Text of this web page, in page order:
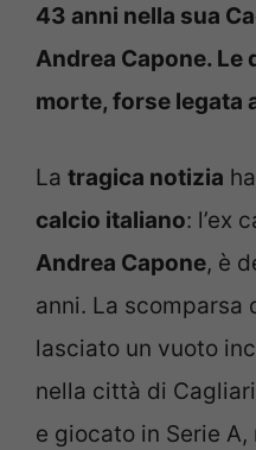
43 anni nella sua
Andrea Capone. Le
morte, forse legata
La tragica notizia
calcio italiano: l’ex
Andrea Capone, è
anni. La scomparsa
lasciato un vuoto
nella città di
e giocato in Serie